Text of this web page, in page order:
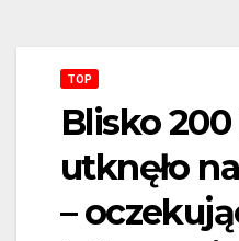
TOP
Blisko
utknęło
–